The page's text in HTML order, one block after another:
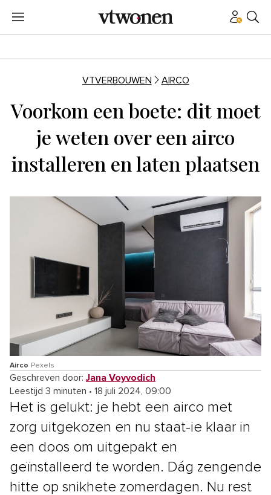
VTVERBOUWEN AIRCO
Voorkom een boete: dit moet
je weten over een airco
installeren en laten plaatsen
Airco Pexels
Geschreven door:Jana Voyvodich
Leestijd 3 minuten • 18 juli 2024, 09:00
Het is gelukt: je hebt een airco met
zorg uitgekozen en nu staat-ie klaar in
een doos om uitgepakt en
geïnstalleerd te worden. Dág zengende
hitte op snikhete zomerdagen. Nu rest